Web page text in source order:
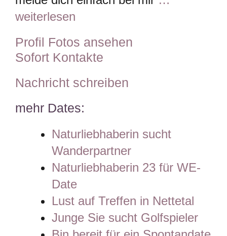
weiterlesen
Profil Fotos ansehen
Sofort Kontakte
Nachricht schreiben
mehr Dates:
Naturliebhaberin sucht
Wanderpartner
Naturliebhaberin 23 für WE-
Date
Lust auf Treffen in Nettetal
Junge Sie sucht Golfspieler